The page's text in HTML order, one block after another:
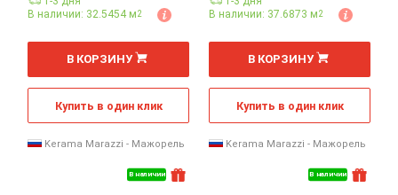
В наличии
В наличии: 32.5454 м2
м
В КОРЗИНУ
Купить в один клик
Kerama Marazzi - Мажорель
В наличии
В наличии: 37.6873 м2
м
В КОРЗИНУ
Купить в один клик
Kerama Marazzi - Мажорель